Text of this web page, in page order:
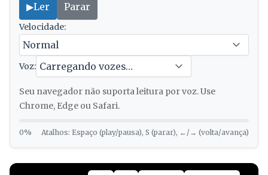
▶Ler Parar
Velocidade:
Voz:
Seu navegador não suporta leitura por voz. Use
Chrome, Edge ou Safari.
0% Atalhos: Espaço (play/pausa), S (parar), ←/→ (volta/avança)